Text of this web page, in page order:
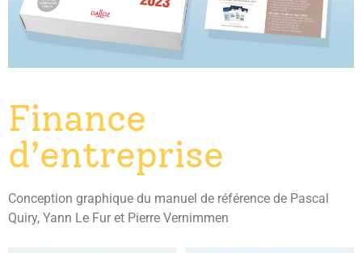
Finance
d’entreprise
Conception graphique du manuel de référence de Pascal
Quiry, Yann Le Fur et Pierre Vernimmen